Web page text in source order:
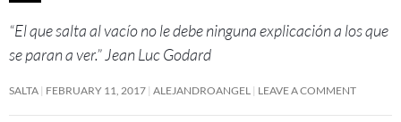
“El que salta al vacío no le debe ninguna explicación a los que
se paran a ver.” Jean Luc Godard
SALTA FEBRUARY 11, 2017 ALEJANDROANGEL LEAVE A COMMENT